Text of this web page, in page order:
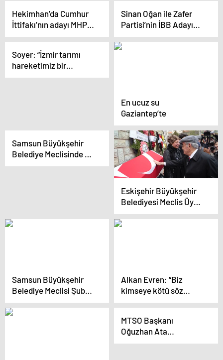
Getirdik
Hekimhan’da Cumhur
İttifakı’nın adayı MHP’li
Memet
seçim bürosu açıldı
Sinan Oğan ile Zafer
Partisi’nin İBB Adayı
Karamahmutoğlu
birbirine girdi! Özdağ’ın
Soyer: “İzmir tarımı
hareketimiz bir
Cumhuriyet devrimidir”
En ucuz su
Gaziantep’te
Samsun Büyükşehir
Belediye Meclisinde 55
madde karara bağlandı
Eskişehir Büyükşehir
Belediyesi Meclis Üyesi
Mustafa Önder Son
Yolculuğuna Uğurlandı
Samsun Büyükşehir
Belediye Meclisi Şubat
Ayı Toplantısında 55
Gündem Maddesi
Alkan Evren: “Biz
kimseye kötü söz
söylemeyiz,
MTSO Başkanı
Oğuzhan Ata
Sadıkoğlu Belediye